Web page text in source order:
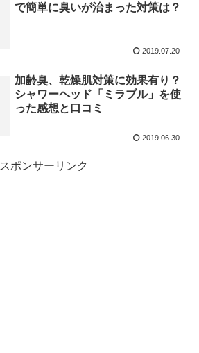
で簡単に臭いが治まった対策は？
2019.07.20
加齢臭、乾燥肌対策に効果有り？
シャワーヘッド「ミラブル」を使
った感想と口コミ
2019.06.30
スポンサーリンク